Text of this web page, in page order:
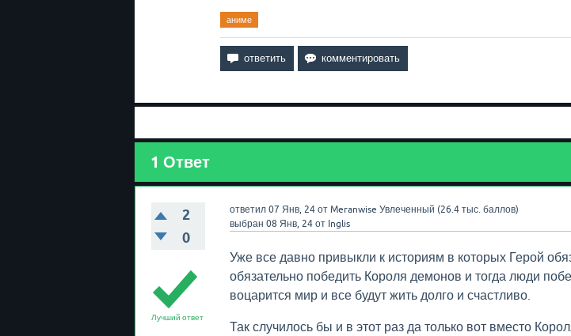
аниме
1 Ответ
2
0
ответил 07 Янв, 24 от Meranwise Увлеченный (26.4 тыс.баллов)
выбран 08 Янв, 24 от Inglis
Лучший ответ
Уже все давно привыкли к историям в которых Герой
обязательно победить Короля демонов и тогда люди
воцарится мир и все будут жить долго и счастливо.
Так случилось бы и в этот раз да только вот вместо